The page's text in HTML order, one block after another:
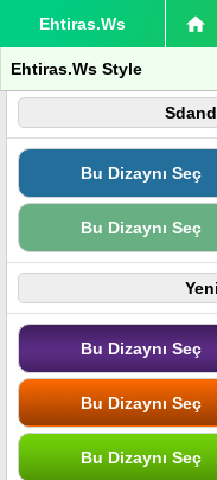
Ehtiras.Ws
Ehtiras.Ws Style
Bu Dizaynı Seç
Bu Dizaynı Seç
Bu Dizaynı Seç
Bu Dizaynı Seç
Bu Dizaynı Seç